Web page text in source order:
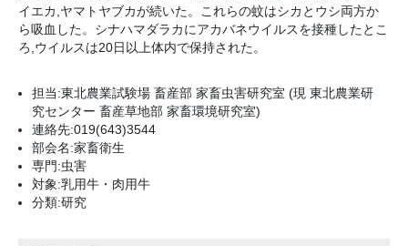
イエカ,ヤマトヤブカが続いた。これらの蚊はシカとウシ両方か
ら吸血した。シナハマダラカにアカバネウイルスを接種したとこ
ろ,ウイルスは20日以上体内で保持された。
担当:東北農業試験場 畜産部 家畜虫害研究室 (現 東北農業研
究センター 畜産草地部 家畜環境研究室)
連絡先:019(643)3544
部会名:家畜衛生
専門:虫害
対象:乳用牛・肉用牛
分類:研究